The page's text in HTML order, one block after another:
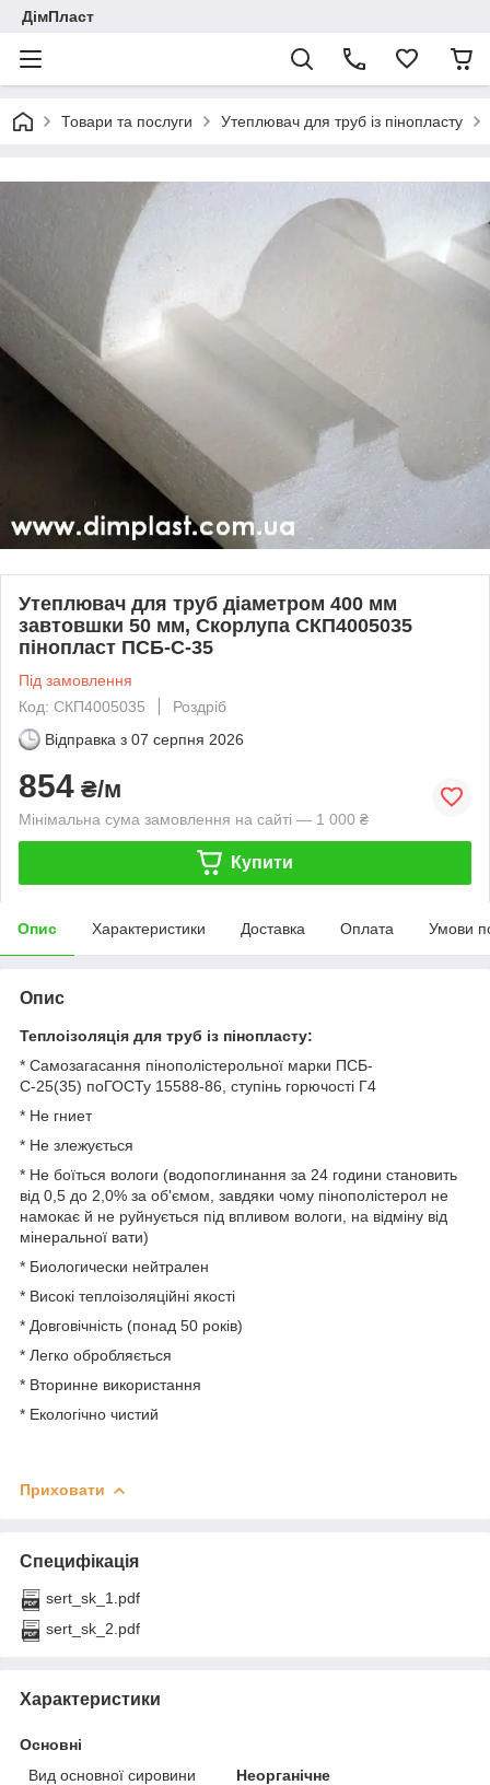
ДімПласт
Товари та послуги Утеплювач для труб із пінопласту
Утеплювач для труб діаметром 400 мм
завтовшки 50 мм, Скорлупа СКП4005035
пінопласт ПСБ-С-35
Під замовлення
Код: СКП4005035
Роздріб
Відправка з 07 серпня 2026
854 ₴/м
Мінімальна сума замовлення на сайті — 1 000 ₴
Купити
Опис Характеристики Доставка Оплата Умови
Опис
Теплоізоляція для труб із пінопласту:
* Самозагасання пінополістерольної марки ПСБ-
С-25(35) поГОСТу 15588-86, ступінь горючості Г4
* Не гниет
* Не злежується
* Не боїться вологи (водопоглинання за 24 години становить
від 0,5 до 2,0% за об'ємом, завдяки чому пінополістерол не
намокає й не руйнується під впливом вологи, на відміну від
мінеральної вати)
* Биологически нейтрален
* Високі теплоізоляційні якості
* Довговічність (понад 50 років)
* Легко обробляється
* Вторинне використання
* Екологічно чистий
Приховати
Специфікація
sert_sk_1.pdf
sert_sk_2.pdf
Характеристики
Основні
Вид основної сировини
Неорганічне